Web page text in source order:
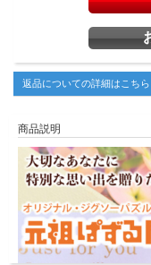
返品についての詳細はこちら
商品説明